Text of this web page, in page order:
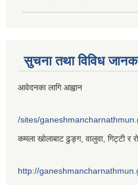
सुचना तथा विविध
आवेदनका लागि आह्वान
/sites/
कमला खाेलाबाट ढु‌ङ्ग, वालुवा, गिट्टी र
http://